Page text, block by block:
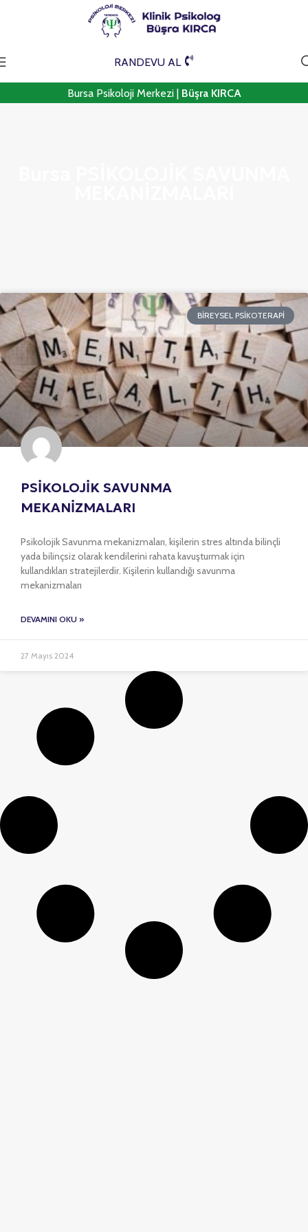
RANDEVU AL
Bursa Psikoloji Merkezi | Büşra KIRCA
BIREYSEL PSIKOTERAPI
PSİKOLOJİK SAVUNMA
MEKANİZMALARI
Psikolojik Savunma mekanizmaları, kişilerin stres altında bilinçli
yada bilinçsiz olarak kendilerini rahata kavuşturmak için
kullandıkları stratejilerdir. Kişilerin kullandığı savunma
mekanizmaları
DEVAMINI OKU »
27 Mayıs 2024